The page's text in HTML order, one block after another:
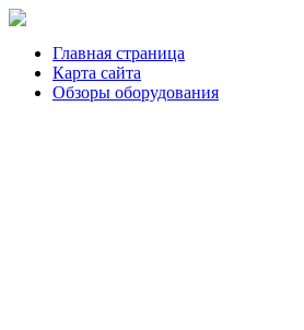
Главная страница
Карта сайта
Обзоры оборудования